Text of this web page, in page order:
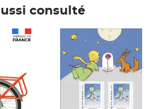
consulté
Prix 7,50€